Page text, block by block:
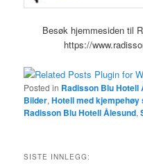
Besøk hjemmesiden til
https://
Posted in Radisson Blu Hotell
Bilder,Hotell med kjempehøy
Radisson Blu Hotell Ålesund,
SISTE INNLEGG: